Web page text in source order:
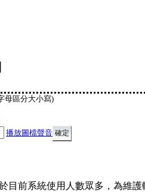
母區分大小寫)
播放圖檔聲音
目前系統使用人數眾多，為維